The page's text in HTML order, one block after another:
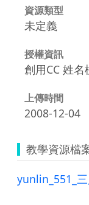
資源類型
未定義
授權資訊
創用CC 姓
上傳時間
2008-12-04
教學資源檔
yunlin_551_